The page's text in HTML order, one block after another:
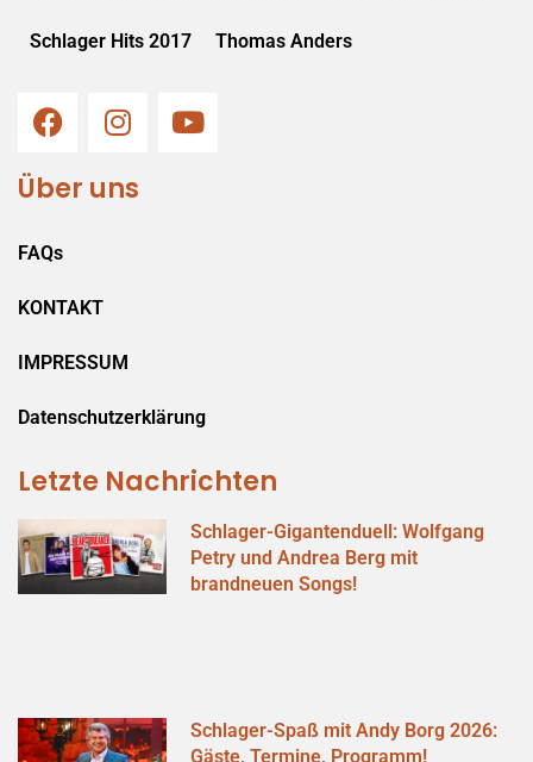
Schlager Hits 2017 Thomas Anders
Über uns
FAQs
KONTAKT
IMPRESSUM
Datenschutzerklärung
Letzte Nachrichten
Schlager-Gigantenduell: Wolfgang
Petry und Andrea Berg mit
brandneuen Songs!
Schlager-Spaß mit Andy Borg 2026:
Gäste, Termine, Programm!